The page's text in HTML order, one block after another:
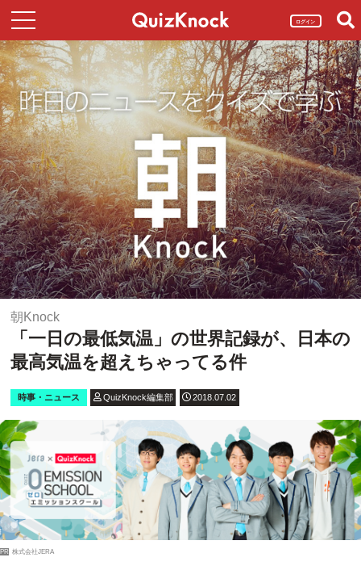
ログイン
朝Knock
「一日の最低気温」の世界記録が、日本の
最高気温を超えちゃってる件
時事・ニュース QuizKnock編集部 2018.07.02
PR 株式会社JERA